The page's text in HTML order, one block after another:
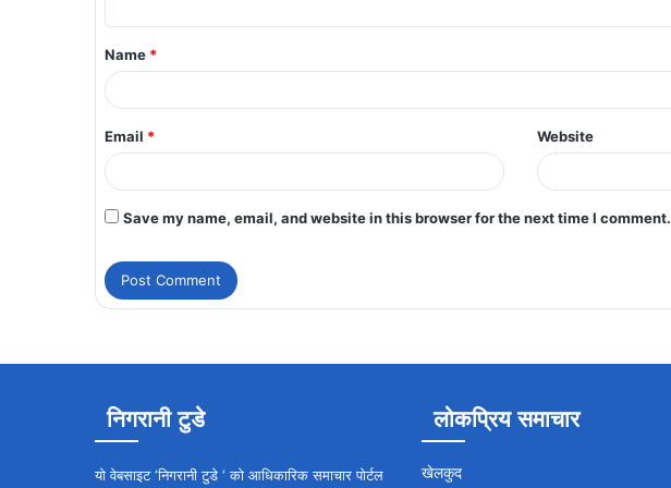
Name *
Email * Website
Save my name, email, and website in this browser for the next time I comment.
निगरानी टुडे
यो वेबसाइट ‘निगरानी टुडे ‘ को आधिकारिक समाचार पोर्टल
लोकप्रिय समाचार
खेलकुद